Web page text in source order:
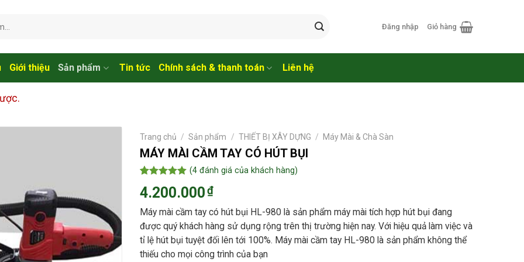
Đăng nhập Giỏ hàng
Giới thiệu Sản phẩm Tin tức Chính sách & thanh toán Liên hệ
Trang chủ / Sản phẩm / THIẾT BỊ XÂY DỰNG / Máy Mài & Chà Sàn
MÁY MÀI CẦM TAY CÓ HÚT BỤI
dựa trên
(4đánh giá của khách hàng)
4.200.000₫
Máy mài cầm tay có hút bụi HL-980 là sản phẩm máy mài tích hợp hút bụi đang
được quý khách hàng sử dụng rộng trên thị trường hiện nay. Với hiệu quả làm việc và
tỉ lệ hút bụi tuyệt đối lên tới 100%. Máy mài cầm tay HL-980 là sản phẩm không thể
thiếu cho mọi công trình của bạn